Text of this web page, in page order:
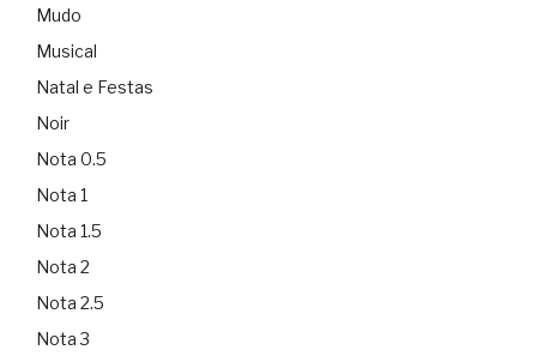
Mudo
Musical
Natal e Festas
Noir
Nota 0.5
Nota 1
Nota 1.5
Nota 2
Nota 2.5
Nota 3